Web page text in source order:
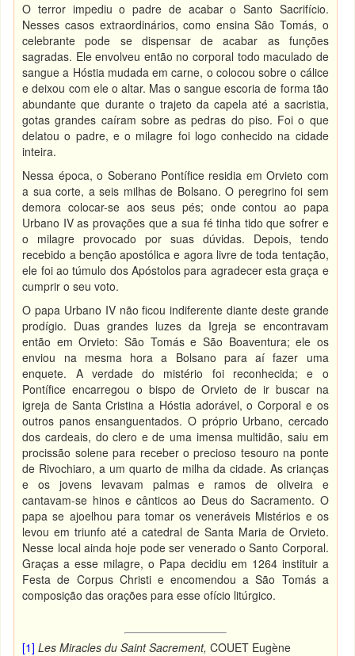
O terror impediu o padre de acabar o Santo Sacrifício.
Nesses casos extraordinários, como ensina São Tomás, o
celebrante pode se dispensar de acabar as funções
sagradas. Ele envolveu então no corporal todo maculado de
sangue a Hóstia mudada em carne, o colocou sobre o cálice
e deixou com ele o altar. Mas o sangue escoria de forma tão
abundante que durante o trajeto da capela até a sacristia,
gotas grandes caíram sobre as pedras do piso. Foi o que
delatou o padre, e o milagre foi logo conhecido na cidade
inteira.
Nessa época, o Soberano Pontífice residia em Orvieto com
a sua corte, a seis milhas de Bolsano. O peregrino foi sem
demora colocar-se aos seus pés; onde contou ao papa
Urbano IV as provações que a sua fé tinha tido que sofrer e
o milagre provocado por suas dúvidas. Depois, tendo
recebido a benção apostólica e agora livre de toda tentação,
ele foi ao túmulo dos Apóstolos para agradecer esta graça e
cumprir o seu voto.
O papa Urbano IV não ficou indiferente diante deste grande
prodígio. Duas grandes luzes da Igreja se encontravam
então em Orvieto: São Tomás e São Boaventura; ele os
enviou na mesma hora a Bolsano para aí fazer uma
enquete. A verdade do mistério foi reconhecida; e o
Pontífice encarregou o bispo de Orvieto de ir buscar na
igreja de Santa Cristina a Hóstia adorável, o Corporal e os
outros panos ensanguentados. O próprio Urbano, cercado
dos cardeais, do clero e de uma imensa multidão, saiu em
procissão solene para receber o precioso tesouro na ponte
de Rivochiaro, a um quarto de milha da cidade. As crianças
e os jovens levavam palmas e ramos de oliveira e
cantavam-se hinos e cânticos ao Deus do Sacramento. O
papa se ajoelhou para tomar os veneráveis Mistérios e os
levou em triunfo até a catedral de Santa Maria de Orvieto.
Nesse local ainda hoje pode ser venerado o Santo Corporal.
Graças a esse milagre, o Papa decidiu em 1264 instituir a
Festa de Corpus Christi e encomendou a São Tomás a
composição das orações para esse ofício litúrgico.
[1] Les Miracles du Saint Sacrement,COUET Eugène